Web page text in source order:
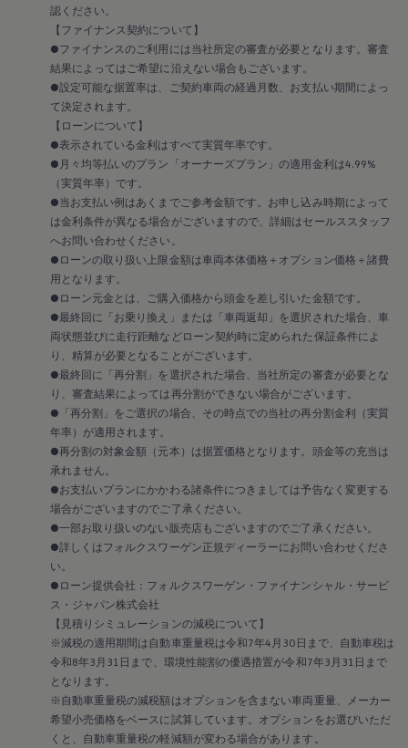
認ください。
【ファイナンス契約について】
●ファイナンスのご利用には当社所定の審査が必要となります。審査
結果によってはご希望に沿えない場合もございます。
●設定可能な据置率は、ご契約車両の経過月数、お支払い期間によっ
て決定されます。
【ローンについて】
●表示されている金利はすべて実質年率です。
●月々均等払いのプラン「オーナーズプラン」の適用金利は4.99%
（実質年率）です。
●当お支払い例はあくまでご参考金額です。お申し込み時期によって
は金利条件が異なる場合がございますので、詳細はセールススタッフ
へお問い合わせください。
●ローンの取り扱い上限金額は車両本体価格＋オプション価格＋諸費
用となります。
●ローン元金とは、ご購入価格から頭金を差し引いた金額です。
●最終回に「お乗り換え」または「車両返却」を選択された場合、車
両状態並びに走行距離などローン契約時に定められた保証条件によ
り、精算が必要となることがございます。
●最終回に「再分割」を選択された場合、当社所定の審査が必要とな
り、審査結果によっては再分割ができない場合がございます。
●「再分割」をご選択の場合、その時点での当社の再分割金利（実質
年率）が適用されます。
●再分割の対象金額（元本）は据置価格となります。頭金等の充当は
承れません。
●お支払いプランにかかわる諸条件につきましては予告なく変更する
場合がございますのでご了承ください。
●一部お取り扱いのない販売店もございますのでご了承ください。
●詳しくはフォルクスワーゲン正規ディーラーにお問い合わせくださ
い。
●ローン提供会社：フォルクスワーゲン・ファイナンシャル・サービ
ス・ジャパン株式会社
【見積りシミュレーションの減税について】
※減税の適用期間は自動車重量税は令和7年4月30日まで、自動車税は
令和8年3月31日まで、環境性能割の優遇措置が令和7年3月31日まで
となります。
※自動車重量税の減税額はオプションを含まない車両重量、メーカー
希望小売価格をベースに試算しています。オプションをお選びいただ
くと、自動車重量税の軽減額が変わる場合があります。